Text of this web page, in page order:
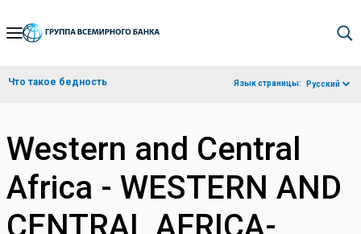
Skip
Navigation
Что такое бедность Язык страницы: Русский
Western and Central
Africa - WESTERN AND
CENTRAL AFRICA-